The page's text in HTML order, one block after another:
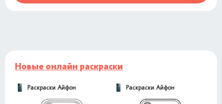
Новые онлайн раскраски
Раскраски Айфон Раскраски Айфон